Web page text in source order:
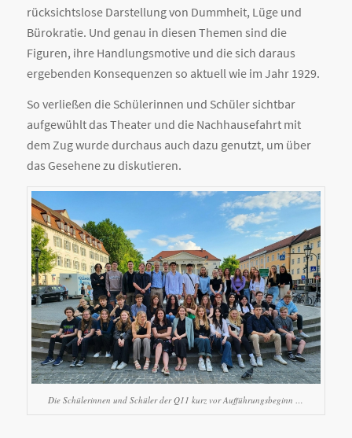
rücksichtslose Darstellung von Dummheit, Lüge und
Bürokratie. Und genau in diesen Themen sind die
Figuren, ihre Handlungsmotive und die sich daraus
ergebenden Konsequenzen so aktuell wie im Jahr 1929.
So verließen die Schülerinnen und Schüler sichtbar
aufgewühlt das Theater und die Nachhausefahrt mit
dem Zug wurde durchaus auch dazu genutzt, um über
das Gesehene zu diskutieren.
Die Schülerinnen und Schüler der Q11 kurz vor Aufführungsbeginn …